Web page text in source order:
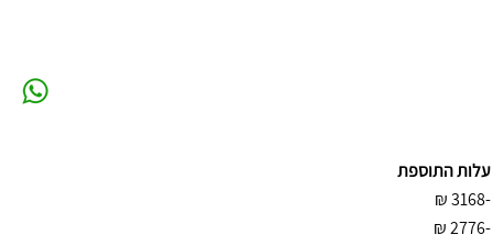
עלות התוספת
-3168
₪
-2776
₪